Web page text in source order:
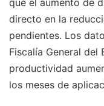
directo en la
pendientes. Los
Fiscalía General del
productividad
los meses de